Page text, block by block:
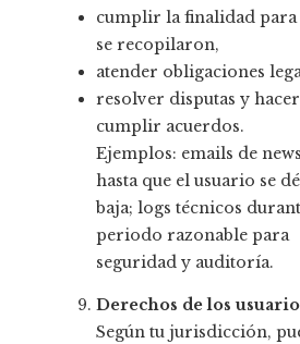
cumplir la finalidad para
se recopilaron,
atender obligaciones
resolver disputas y hacer
cumplir acuerdos.
Ejemplos: emails de
hasta que el usuario se
baja; logs técnicos
periodo razonable para
seguridad y auditoría.
Derechos de los
Según tu jurisdicción,